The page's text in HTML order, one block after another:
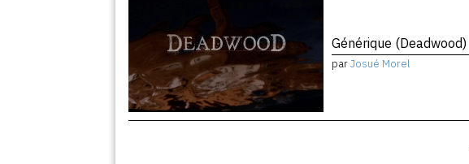
Générique (Deadwood)
parJosué Morel